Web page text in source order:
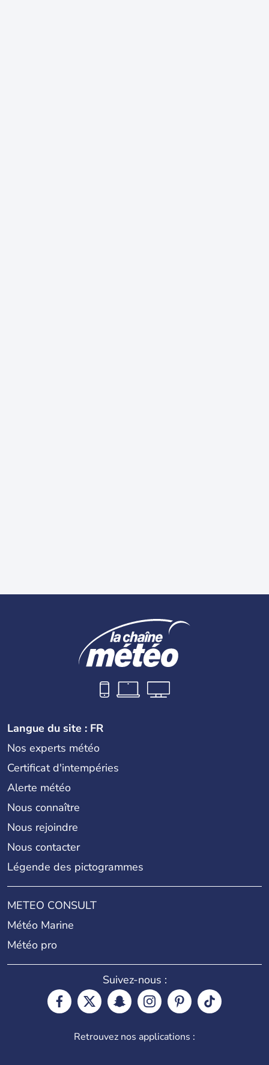
Langue du site : FR
Nos experts météo
Certificat d'intempéries
Alerte météo
Nous connaître
Nous rejoindre
Nous contacter
Légende des pictogrammes
METEO CONSULT
Météo Marine
Météo pro
Suivez-nous :
Retrouvez nos applications :